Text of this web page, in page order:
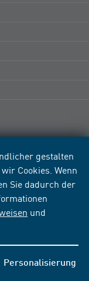
gestalten
Cookies. Wenn
Sie dadurch der
und
Personalisierung